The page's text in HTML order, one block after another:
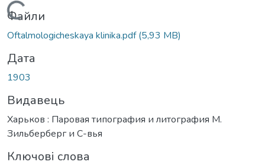
Вантажиться...
Файли
Oftalmologicheskaya klinika.pdf(5,93 MB)
Дата
1903
Видавець
Харьков : Паровая типография и литография М.
Зильберберг и С-вья
Ключові слова